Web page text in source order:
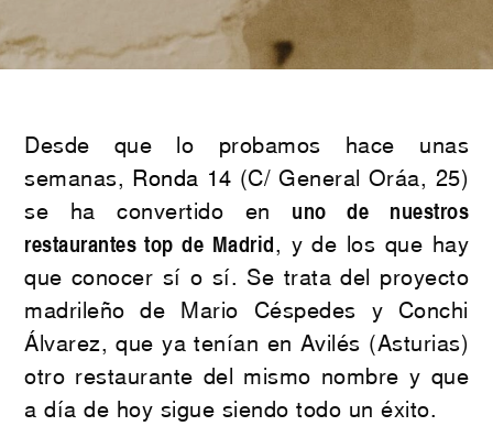
Desde que lo probamos hace unas
semanas, Ronda 14 (C/ General Oráa, 25)
se ha convertido en uno de nuestros
restaurantes top de Madrid, y de los que hay
que conocer sí o sí. Se trata del proyecto
madrileño de Mario Céspedes y Conchi
Álvarez, que ya tenían en Avilés (Asturias)
otro restaurante del mismo nombre y que
a día de hoy sigue siendo todo un éxito.